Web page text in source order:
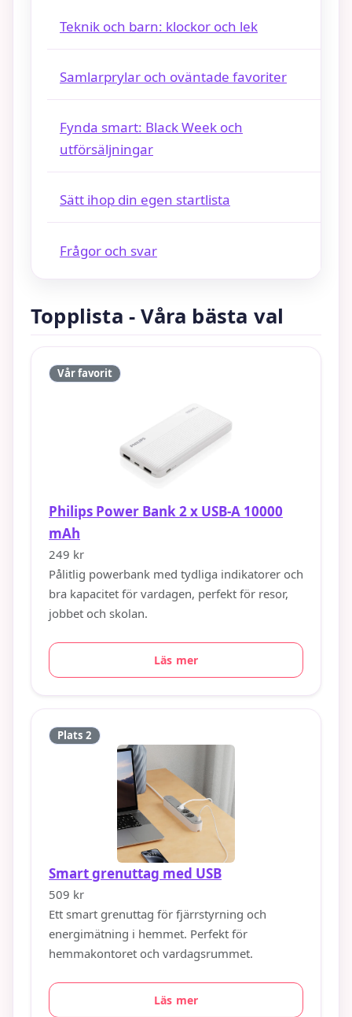
Teknik och barn: klockor och lek
Samlarprylar och oväntade favoriter
Fynda smart: Black Week och
utförsäljningar
Sätt ihop din egen startlista
Frågor och svar
Topplista - Våra bästa val
Vår favorit
Philips Power Bank 2 x USB-A 10000
mAh
249 kr
Pålitlig powerbank med tydliga indikatorer och
bra kapacitet för vardagen, perfekt för resor,
jobbet och skolan.
Läs mer
Plats 2
Smart grenuttag med USB
509 kr
Ett smart grenuttag för fjärrstyrning och
energimätning i hemmet. Perfekt för
hemmakontoret och vardagsrummet.
Läs mer